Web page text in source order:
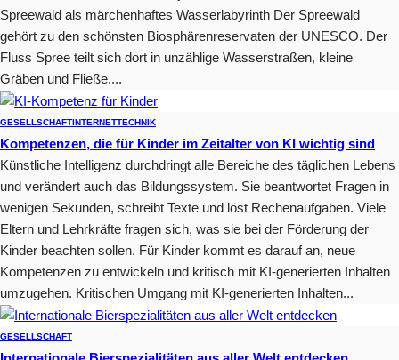
Spreewald als märchenhaftes Wasserlabyrinth Der Spreewald
gehört zu den schönsten Biosphärenreservaten der UNESCO. Der
Fluss Spree teilt sich dort in unzählige Wasserstraßen, kleine
Gräben und Fließe....
GESELLSCHAFT INTERNETTECHNIK
Kompetenzen, die für Kinder im Zeitalter von KI wichtig sind
Künstliche Intelligenz durchdringt alle Bereiche des täglichen Lebens
und verändert auch das Bildungssystem. Sie beantwortet Fragen in
wenigen Sekunden, schreibt Texte und löst Rechenaufgaben. Viele
Eltern und Lehrkräfte fragen sich, was sie bei der Förderung der
Kinder beachten sollen. Für Kinder kommt es darauf an, neue
Kompetenzen zu entwickeln und kritisch mit KI-generierten Inhalten
umzugehen. Kritischen Umgang mit KI-generierten Inhalten...
GESELLSCHAFT